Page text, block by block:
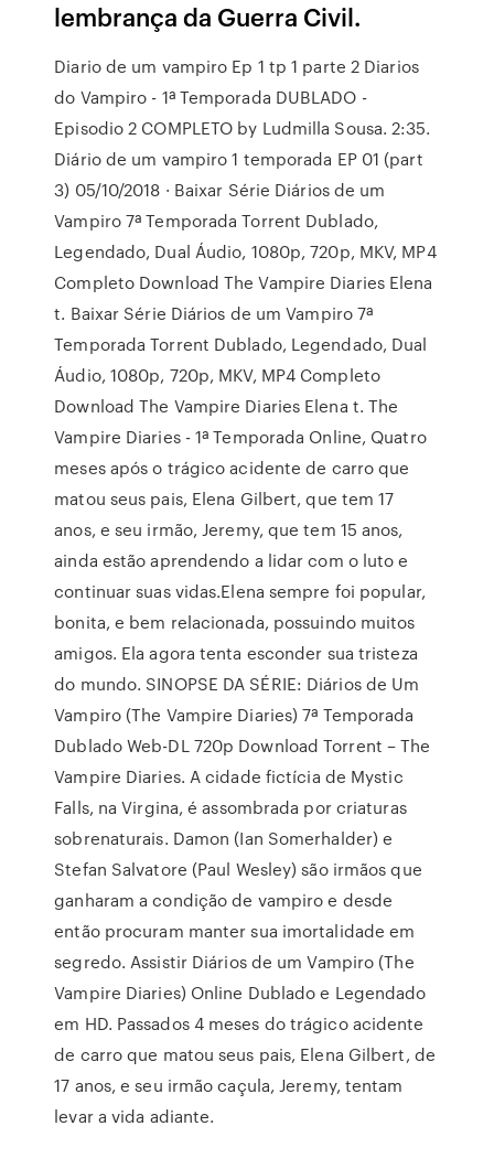
lembrança da Guerra Civil.
Diario de um vampiro Ep 1 tp 1 parte 2 Diarios
do Vampiro - 1ª Temporada DUBLADO -
Episodio 2 COMPLETO by Ludmilla Sousa. 2:35.
Diário de um vampiro 1 temporada EP 01 (part
3) 05/10/2018 · Baixar Série Diários de um
Vampiro 7ª Temporada Torrent Dublado,
Legendado, Dual Áudio, 1080p, 720p, MKV, MP4
Completo Download The Vampire Diaries Elena
t. Baixar Série Diários de um Vampiro 7ª
Temporada Torrent Dublado, Legendado, Dual
Áudio, 1080p, 720p, MKV, MP4 Completo
Download The Vampire Diaries Elena t. The
Vampire Diaries - 1ª Temporada Online, Quatro
meses após o trágico acidente de carro que
matou seus pais, Elena Gilbert, que tem 17
anos, e seu irmão, Jeremy, que tem 15 anos,
ainda estão aprendendo a lidar com o luto e
continuar suas vidas.Elena sempre foi popular,
bonita, e bem relacionada, possuindo muitos
amigos. Ela agora tenta esconder sua tristeza
do mundo. SINOPSE DA SÉRIE: Diários de Um
Vampiro (The Vampire Diaries) 7ª Temporada
Dublado Web-DL 720p Download Torrent – The
Vampire Diaries. A cidade fictícia de Mystic
Falls, na Virgina, é assombrada por criaturas
sobrenaturais. Damon (Ian Somerhalder) e
Stefan Salvatore (Paul Wesley) são irmãos que
ganharam a condição de vampiro e desde
então procuram manter sua imortalidade em
segredo. Assistir Diários de um Vampiro (The
Vampire Diaries) Online Dublado e Legendado
em HD. Passados 4 meses do trágico acidente
de carro que matou seus pais, Elena Gilbert, de
17 anos, e seu irmão caçula, Jeremy, tentam
levar a vida adiante.